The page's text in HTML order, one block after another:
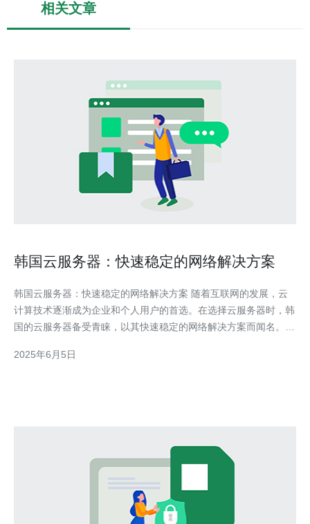
相关文章
韩国云服务器：快速稳定的网络解决方案
韩国云服务器：快速稳定的网络解决方案 随着互联网的发展，云
计算技术逐渐成为企业和个人用户的首选。在选择云服务器时，韩
国的云服务器备受青睐，以其快速稳定的网络解决方案而闻名。
技术人才。韩国云服务器提供商不仅可以提供高速稳定的网络连
2025年6月5日